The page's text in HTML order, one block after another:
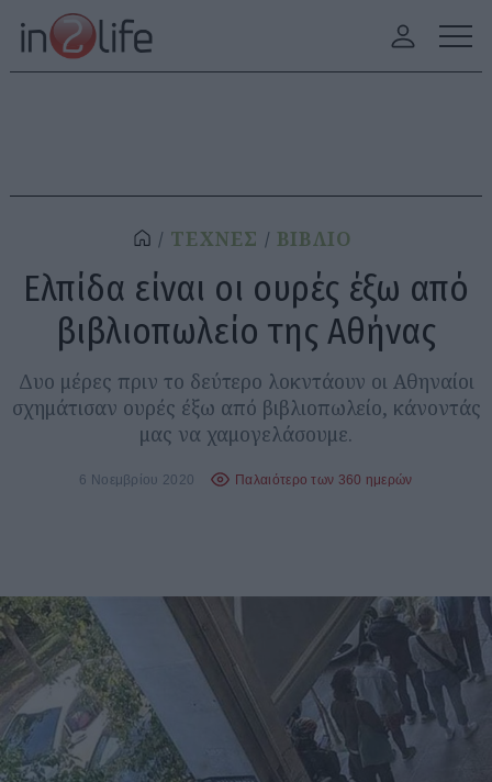
ΤΕΧΝΕΣ ΒΙΒΛΙΟ
Ελπίδα είναι οι ουρές έξω από
βιβλιοπωλείο της Αθήνας
Δυο μέρες πριν το δεύτερο λοκντάουν οι Αθηναίοι
σχημάτισαν ουρές έξω από βιβλιοπωλείο, κάνοντάς
μας να χαμογελάσουμε.
6 Νοεμβρίου 2020 Παλαιότερο των 360 ημερών